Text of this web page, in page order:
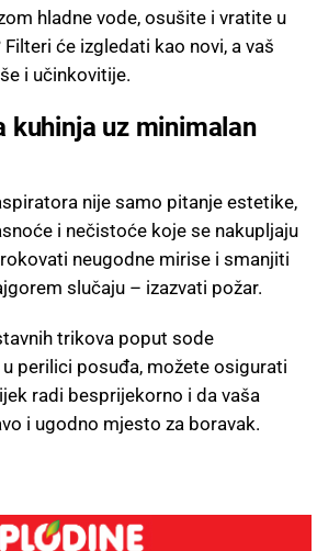
hladne vode, osušite i vratite u
će izgledati kao novi, a vaš
i učinkovitije.
kuhinja uz minimalan
nije samo pitanje estetike,
i nečistoće koje se nakupljaju
neugodne mirise i smanjiti
slučaju – izazvati požar.
trikova poput sode
perilici posuđa, možete osigurati
radi besprijekorno i da vaša
i ugodno mjesto za boravak.